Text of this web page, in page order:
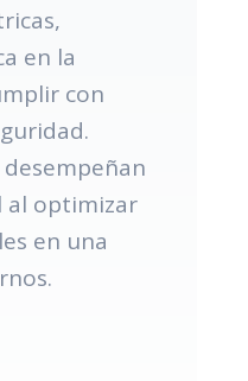
en la
con
al optimizar
en una